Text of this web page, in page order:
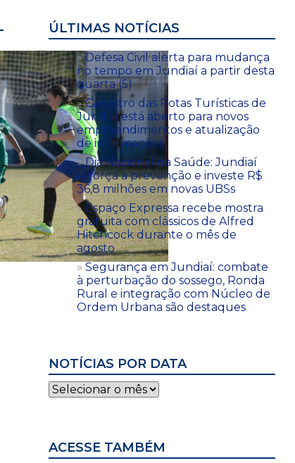
ÚLTIMAS NOTÍCIAS
Defesa Civil alerta para mudança
no tempo em Jundiaí a partir desta
quarta (5)
Cadastro das Rotas Turísticas de
Jundiaí está aberto para novos
empreendimentos e atualização
de informações
Dia Nacional da Saúde: Jundiaí
reforça a prevenção e investe R$
36,8 milhões em novas UBSs
Espaço Expressa recebe mostra
gratuita com clássicos de Alfred
Hitchcock durante o mês de
agosto
Segurança em Jundiaí: combate
à perturbação do sossego, Ronda
Rural e integração com Núcleo de
Ordem Urbana são destaques
NOTÍCIAS POR DATA
Notícias
por
ACESSE TAMBÉM